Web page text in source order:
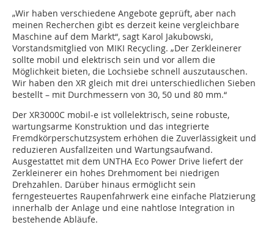
„Wir haben verschiedene Angebote geprüft, aber nach
meinen Recherchen gibt es derzeit keine vergleichbare
Maschine auf dem Markt“, sagt Karol Jakubowski,
Vorstandsmitglied von MIKI Recycling. „Der Zerkleinerer
sollte mobil und elektrisch sein und vor allem die
Möglichkeit bieten, die Lochsiebe schnell auszutauschen.
Wir haben den XR gleich mit drei unterschiedlichen Sieben
bestellt – mit Durchmessern von 30, 50 und 80 mm.“
Der XR3000C mobil-e ist vollelektrisch, seine robuste,
wartungsarme Konstruktion und das integrierte
Fremdkörperschutzsystem erhöhen die Zuverlässigkeit und
reduzieren Ausfallzeiten und Wartungsaufwand.
Ausgestattet mit dem UNTHA Eco Power Drive liefert der
Zerkleinerer ein hohes Drehmoment bei niedrigen
Drehzahlen. Darüber hinaus ermöglicht sein
ferngesteuertes Raupenfahrwerk eine einfache Platzierung
innerhalb der Anlage und eine nahtlose Integration in
bestehende Abläufe.